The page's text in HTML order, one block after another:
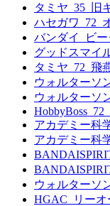
タミヤ_35_旧
ハセガワ_72_
バンダイ_ビ
グッドスマイ
タミヤ_72_飛
ウォルターソ
ウォルターソ
アカデミー科
アカデミー科
ウォルターソ
HGAC_リーオ